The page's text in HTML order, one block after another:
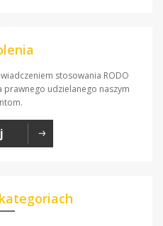
stosowania RODO
udzielanego naszym